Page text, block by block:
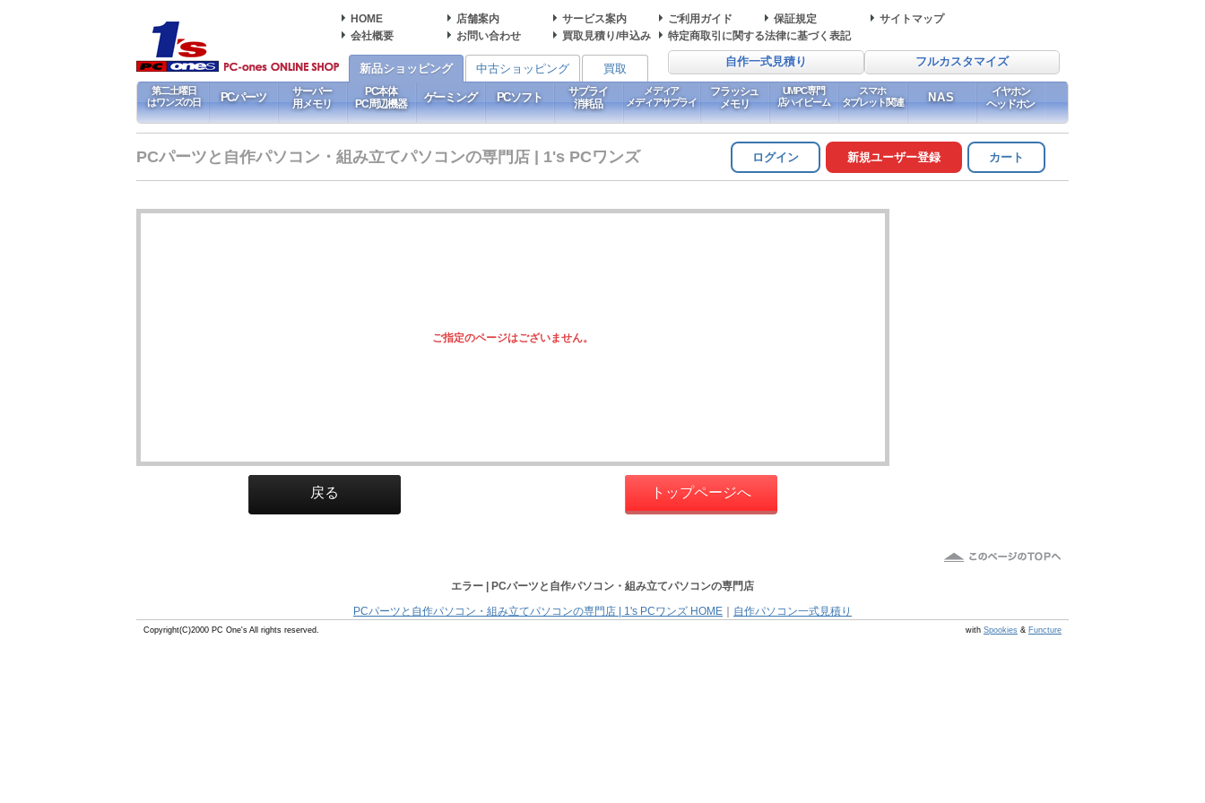
HOME 店舗案内 サービス案内 ご利用ガイド 保証規定
サイトマップ
会社概要
お問い合わせ 買取見積り/申込み 特定商取引に関する法律に基づく表記
自作一式見積り フルカスタマイズ
新品ショッピング 中古ショッピング 買取
第二土曜日
はワンズの日
PCパーツ
サーバー
用メモリ
PC本体
PC周辺機器
ゲーミング PCソフト
サプライ
消耗品
メディア
メディアサプライ
フラッシュ
メモリ
UMPC専門
店ハイビーム
スマホ
タブレット関連
NAS
イヤホン
ヘッドホン
PCパーツと自作パソコン・組み立てパソコンの専門店 | 1's PCワンズ ログイン 新規ユーザー登録 カート
ご指定のページはございません。
戻る トップページへ
エラー | PCパーツと自作パソコン・組み立てパソコンの専門店
PCパーツと自作パソコン・組み立てパソコンの専門店 | 1's PCワンズ HOME
自作パソコン一式見積り
Copyright(C)2000 PC One's All rights reserved. with Spookies & Functure